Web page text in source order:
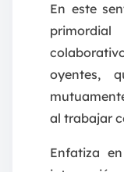
En este
oyentes,
al trabajar
Enfatiza